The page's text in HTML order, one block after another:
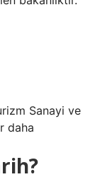
Sanayi ve
daha